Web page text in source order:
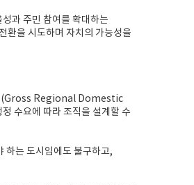
과 주민 참여를 확대하는
환을 시도하며 자치의 가능성을
Regional Domestic
수요에 따라 조직을 설계할 수
는 도시임에도 불구하고,